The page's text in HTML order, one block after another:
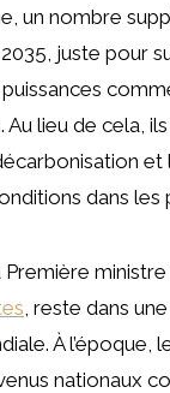
un nombre
2035, juste pour
Au lieu de cela,
dans
, reste dans
À l’époque,
nationaux